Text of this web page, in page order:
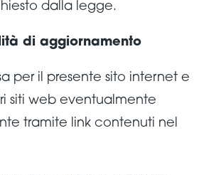
dalla legge.
di aggiornamento
per il presente sito internet e
siti web eventualmente
tramite link contenuti nel